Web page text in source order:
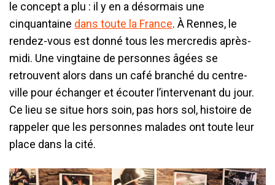
le concept a plu : il y en a désormais une
cinquantaine dans toute la France. À Rennes, le
rendez-vous est donné tous les mercredis après-
midi. Une vingtaine de personnes âgées se
retrouvent alors dans un café branché du centre-
ville pour échanger et écouter l’intervenant du jour.
Ce lieu se situe hors soin, pas hors sol, histoire de
rappeler que les personnes malades ont toute leur
place dans la cité.